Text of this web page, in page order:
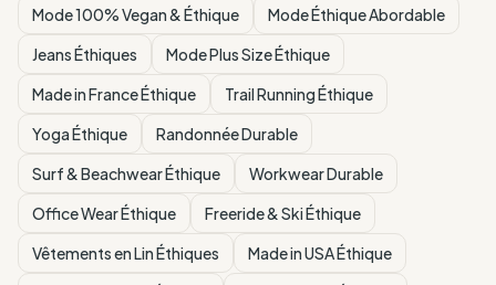
Mode 100% Vegan & Éthique
Mode Éthique Abordable
Jeans Éthiques
Mode Plus Size Éthique
Made in France Éthique
Trail Running Éthique
Yoga Éthique
Randonnée Durable
Surf & Beachwear Éthique
Workwear Durable
Office Wear Éthique
Freeride & Ski Éthique
Vêtements en Lin Éthiques
Made in USA Éthique